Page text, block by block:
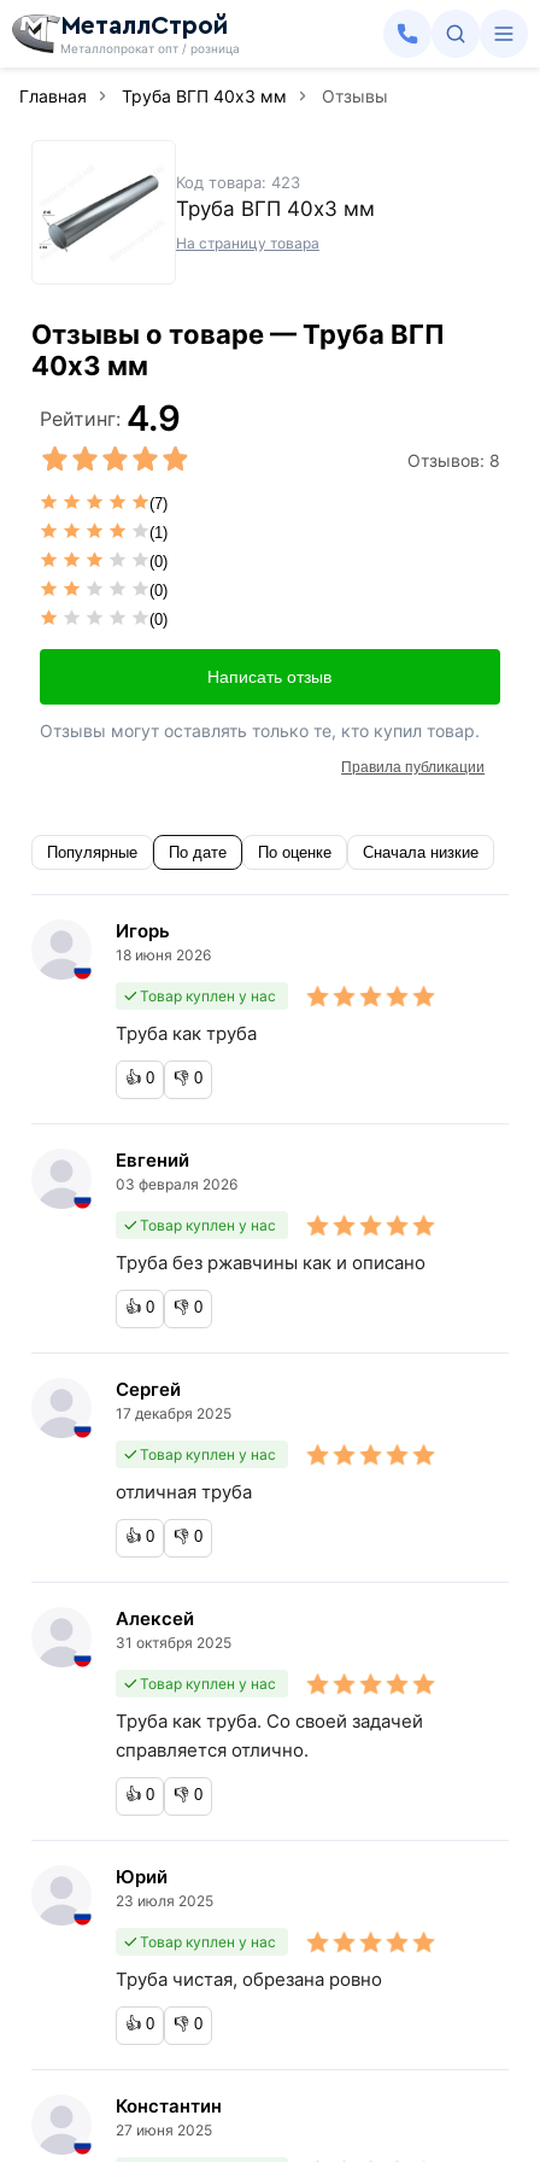
МеталлСтрой
Металлопрокат опт / розница
Главная Труба ВГП 40х3 мм Отзывы
Код товара: 423
Труба ВГП 40х3 мм
На страницу товара
Отзывы о товаре — Труба ВГП
40х3 мм
Популярные По дате По оценке Сначала низкие
Игорь
18 июня 2026
Товар куплен у нас
Труба как труба
👍 0 👎 0
Евгений
03 февраля 2026
Товар куплен у нас
Труба без ржавчины как и описано
👍 0 👎 0
Сергей
17 декабря 2025
Товар куплен у нас
отличная труба
👍 0 👎 0
Алексей
31 октября 2025
Товар куплен у нас
Труба как труба. Со своей задачей
справляется отлично.
👍 0 👎 0
Юрий
23 июля 2025
Товар куплен у нас
Труба чистая, обрезана ровно
👍 0 👎 0
Константин
27 июня 2025
Рейтинг: 4.9
Отзывов: 8
(7)
(1)
(0)
(0)
(0)
Написать отзыв
Отзывы могут оставлять только те, кто купил товар.
Правила публикации